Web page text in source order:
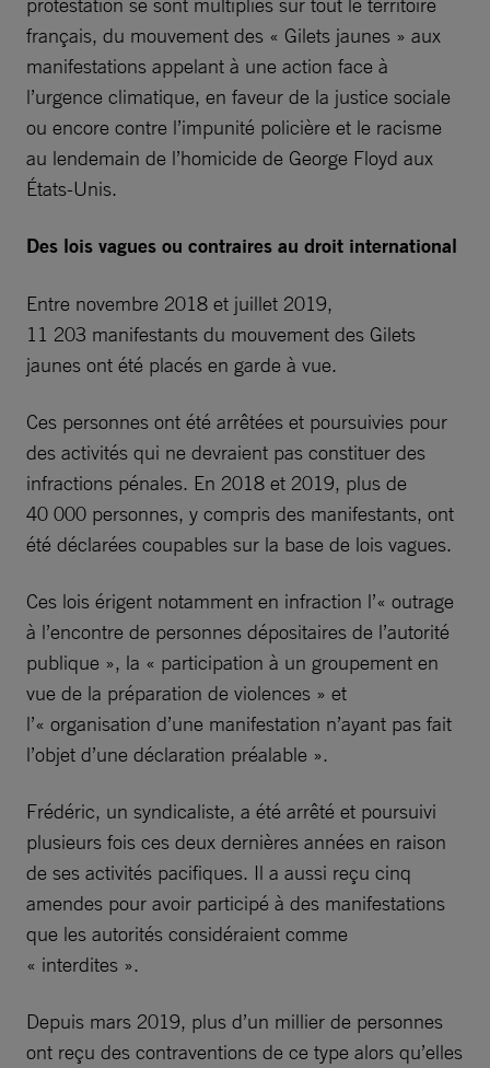
français, du mouvement des « Gilets jaunes » aux
manifestations appelant à une action face à
l’urgence climatique, en faveur de la justice sociale
ou encore contre l’impunité policière et le racisme
au lendemain de l’homicide de George Floyd aux
États-Unis.
Des lois vagues ou contraires au droit international
Entre novembre 2018 et juillet 2019,
11 203 manifestants du mouvement des Gilets
jaunes ont été placés en garde à vue.
Ces personnes ont été arrêtées et poursuivies pour
des activités qui ne devraient pas constituer des
infractions pénales. En 2018 et 2019, plus de
40 000 personnes, y compris des manifestants, ont
été déclarées coupables sur la base de lois vagues.
Ces lois érigent notamment en infraction l’« outrage
à l’encontre de personnes dépositaires de l’autorité
publique », la « participation à un groupement en
vue de la préparation de violences » et
l’« organisation d’une manifestation n’ayant pas fait
l’objet d’une déclaration préalable ».
Frédéric, un syndicaliste, a été arrêté et poursuivi
plusieurs fois ces deux dernières années en raison
de ses activités pacifiques. Il a aussi reçu cinq
amendes pour avoir participé à des manifestations
que les autorités considéraient comme
« interdites ».
Depuis mars 2019, plus d’un millier de personnes
ont reçu des contraventions de ce type alors qu’elles